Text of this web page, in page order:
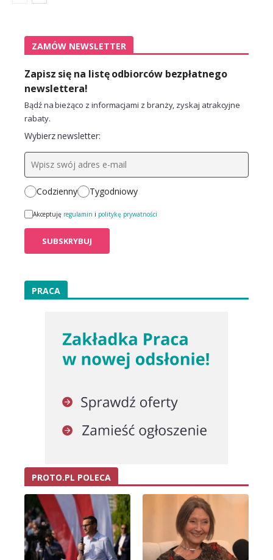
ZAMÓW NEWSLETTER
Zapisz się na listę odbiorców bezpłatnego
newslettera!
Bądź na bieżąco z informacjami z branży, zyskaj atrakcyjne
rabaty.
Wybierz newsletter:
Codzienny Tygodniowy
Akceptuję regulamin i politykę prywatności
PRACA
PROTO.PL POLECA